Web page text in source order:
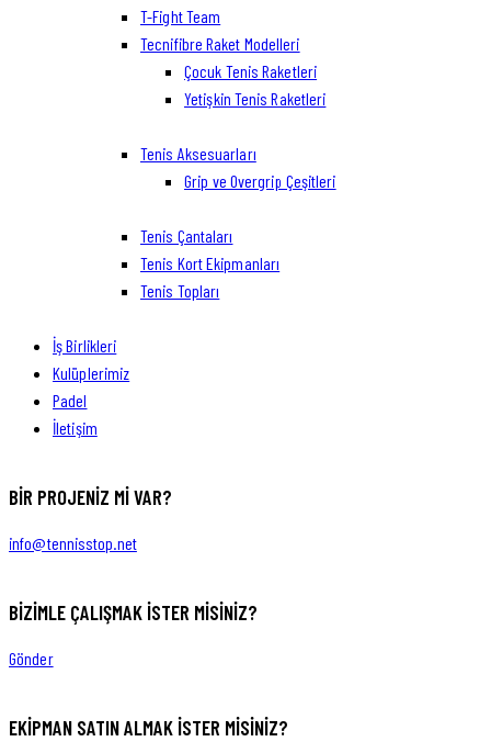
T-Fight Team
Tecnifibre Raket Modelleri
Çocuk Tenis Raketleri
Yetişkin Tenis Raketleri
Tenis Aksesuarları
Grip ve Overgrip Çeşitleri
Tenis Çantaları
Tenis Kort Ekipmanları
Tenis Topları
İş Birlikleri
Kulüplerimiz
Padel
İletişim
BIR PROJENIZ MI VAR?
info@tennisstop.net
BIZIMLE ÇALIŞMAK İSTER MISINIZ?
Gönder
EKIPMAN SATIN ALMAK ISTER MISINIZ?